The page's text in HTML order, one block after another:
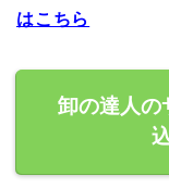
はこちら
卸の達人の